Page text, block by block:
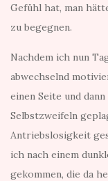
Gefühl hat, man
zu begegnen.
Nachdem ich nun
abwechselnd
einen Seite und
Selbstzweifeln
Antriebslosigkeit
ich nach einem
gekommen, die da